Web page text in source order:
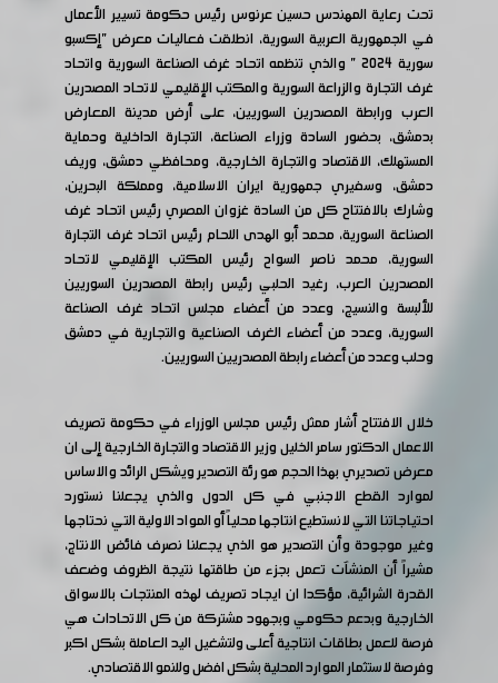
تحت رعاية المهندس حسين عرنوس رئيس حكومة تسيير الأعمال
في الجمهورية العربية السورية، انطلقت فعاليات معرض "إكسبو
سورية 2024 " والذي تنظمه اتحاد غرف الصناعة السورية واتحاد
غرف التجارة والزراعة السورية والمكتب الإقليمي لاتحاد المصدرين
العرب ورابطة المصدرين السوريين، على أرض مدينة المعارض
بدمشق، بحضور السادة وزراء الصناعة، التجارة الداخلية وحماية
المستهلك، الاقتصاد والتجارة الخارجية، ومحافظي دمشق، وريف
دمشق، وسفيري جمهورية ايران الاسلامية، ومملكة البحرين،
وشارك بالافتتاح كل من السادة غزوان المصري رئيس اتحاد غرف
الصناعة السورية، محمد أبو الهدى اللحام رئيس اتحاد غرف التجارة
السورية، محمد ناصر السواح رئيس المكتب الإقليمي لاتحاد
المصدرين العرب، رغيد الحلبي رئيس رابطة المصدرين السوريين
للألبسة والنسيج، وعدد من أعضاء مجلس اتحاد غرف الصناعة
السورية، وعدد من أعضاء الغرف الصناعية والتجارية في دمشق
وحلب وعدد من أعضاء رابطة المصدريين السوريين.
خلال الافتتاح أشار ممثل رئيس مجلس الوزراء في حكومة تصريف
الاعمال الدكتور سامر الخليل وزير الاقتصاد والتجارة الخارجية إلى ان
معرض تصديري بهذا الحجم هو رئة التصدير ويشكل الرائد والاساس
لموارد القطع الاجنبي في كل الدول والذي يجعلنا نستورد
احتياجاتنا التي لانستطيع انتاجها محلياً أو المواد الاولية التي نحتاجها
وغير موجودة وأن التصدير هو الذي يجعلنا نصرف فائض الانتاج،
مشيراً أن المنشآت تعمل بجزء من طاقتها نتيجة الظروف وضعف
القدرة الشرائية، مؤكدا ان ايجاد تصريف لهذه المنتجات بالاسواق
الخارجية وبدعم حكومي وبجهود مشتركة من كل الاتحادات هي
فرصة للعمل بطاقات انتاجية أعلى ولتشغيل اليد العاملة بشكل اكبر
وفرصة لاستثمار الموارد المحلية بشكل افضل وللنمو الاقتصادي.